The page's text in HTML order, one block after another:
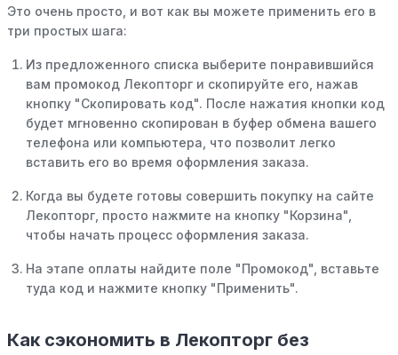
Это очень просто, и вот как вы можете применить его в
три простых шага:
Из предложенного списка выберите понравившийся
вам промокод Лекопторг и скопируйте его, нажав
кнопку "Скопировать код". После нажатия кнопки код
будет мгновенно скопирован в буфер обмена вашего
телефона или компьютера, что позволит легко
вставить его во время оформления заказа.
Когда вы будете готовы совершить покупку на сайте
Лекопторг, просто нажмите на кнопку "Корзина",
чтобы начать процесс оформления заказа.
На этапе оплаты найдите поле "Промокод", вставьте
туда код и нажмите кнопку "Применить".
Как сэкономить в Лекопторг без